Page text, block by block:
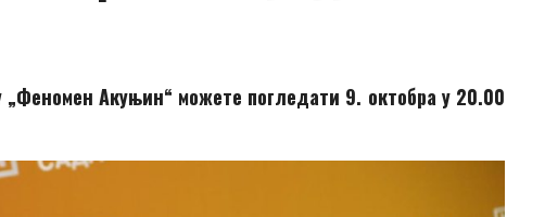
Акуњин“ можете погледати 9. октобра у 20.00